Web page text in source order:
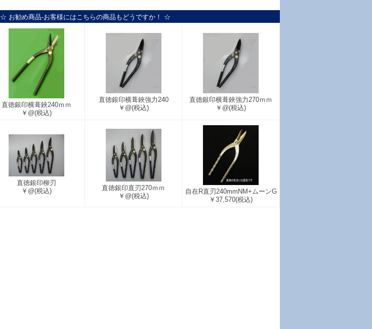
☆ お勧め商品-お客様にはこちらの商品もどうですか！ ☆
直徳銀印横葺鋏240ｍｍ
￥@(税込)
直徳銀印横葺鋏強力240
￥@(税込)
直徳銀印横葺鋏強力270ｍｍ
￥@(税込)
直徳銀印柳刃
￥@(税込)
直徳銀印直刃270ｍｍ
￥@(税込)
自在R直刃240mmNM+ムーンG
￥37,570(税込)